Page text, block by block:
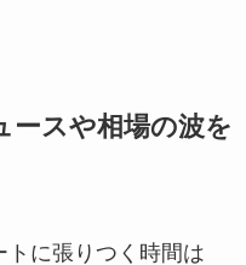
ースや相場の波を
に張りつく時間は